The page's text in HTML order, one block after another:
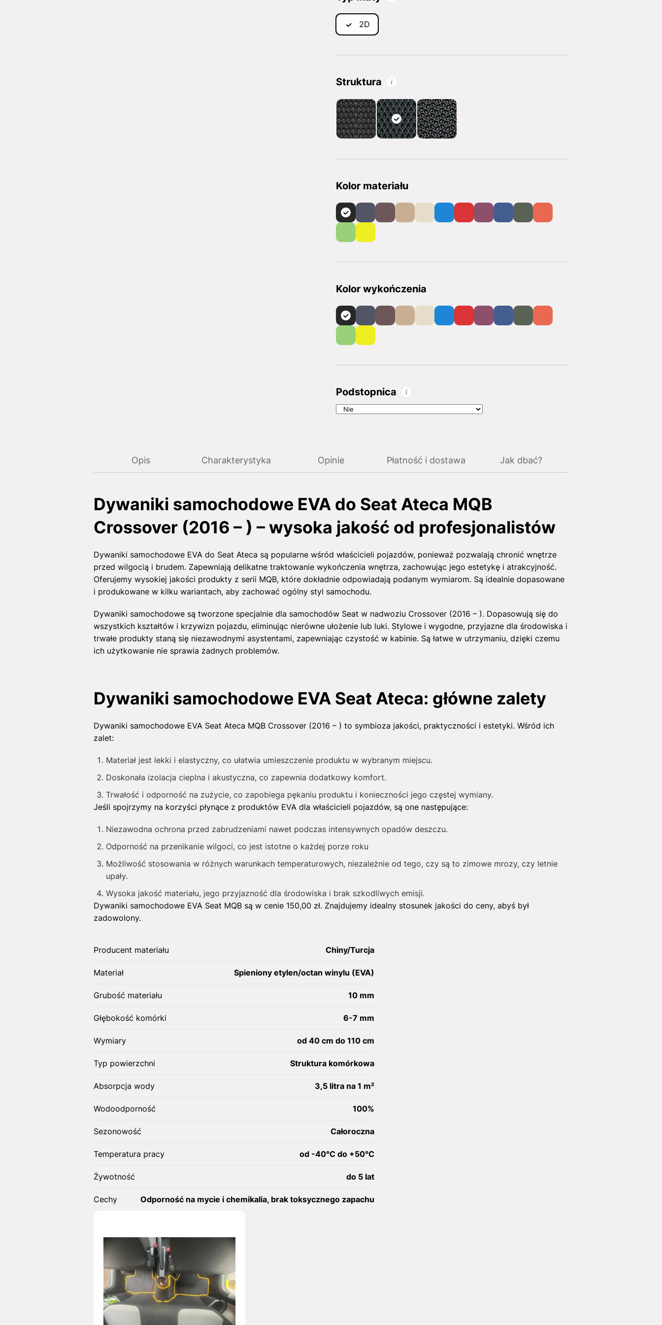
2D
Struktura
Kolor materiału
Kolor wykończenia
Podstopnica
Opis Charakterystyka Opinie Płatność i dostawa Jak dbać?
Dywaniki samochodowe EVA do Seat Ateca MQB
Crossover (2016 – ) – wysoka jakość od profesjonalistów
Dywaniki samochodowe EVA do Seat Ateca są popularne wśród właścicieli pojazdów, ponieważ pozwalają chronić wnętrze
przed wilgocią i brudem. Zapewniają delikatne traktowanie wykończenia wnętrza, zachowując jego estetykę i atrakcyjność.
Oferujemy wysokiej jakości produkty z serii MQB, które dokładnie odpowiadają podanym wymiarom. Są idealnie dopasowane
i produkowane w kilku wariantach, aby zachować ogólny styl samochodu.
Dywaniki samochodowe są tworzone specjalnie dla samochodów Seat w nadwoziu Crossover (2016 – ). Dopasowują się do
wszystkich kształtów i krzywizn pojazdu, eliminując nierówne ułożenie lub luki. Stylowe i wygodne, przyjazne dla środowiska i
trwałe produkty staną się niezawodnymi asystentami, zapewniając czystość w kabinie. Są łatwe w utrzymaniu, dzięki czemu
ich użytkowanie nie sprawia żadnych problemów.
Dywaniki samochodowe EVA Seat Ateca: główne zalety
Dywaniki samochodowe EVA Seat Ateca MQB Crossover (2016 – ) to symbioza jakości, praktyczności i estetyki. Wśród ich
zalet:
Materiał jest lekki i elastyczny, co ułatwia umieszczenie produktu w wybranym miejscu.
Doskonała izolacja cieplna i akustyczna, co zapewnia dodatkowy komfort.
Trwałość i odporność na zużycie, co zapobiega pękaniu produktu i konieczności jego częstej wymiany.
Jeśli spojrzymy na korzyści płynące z produktów EVA dla właścicieli pojazdów, są one następujące:
Niezawodna ochrona przed zabrudzeniami nawet podczas intensywnych opadów deszczu.
Odporność na przenikanie wilgoci, co jest istotne o każdej porze roku
Możliwość stosowania w różnych warunkach temperaturowych, niezależnie od tego, czy są to zimowe mrozy, czy letnie
upały.
Wysoka jakość materiału, jego przyjazność dla środowiska i brak szkodliwych emisji.
Dywaniki samochodowe EVA Seat MQB są w cenie 150,00 zł. Znajdujemy idealny stosunek jakości do ceny, abyś był
zadowolony.
Producent materiału Chiny/Turcja
Materiał Spieniony etylen/octan winylu (EVA)
Grubość materiału 10 mm
Głębokość komórki 6-7 mm
Wymiary od 40 cm do 110 cm
Typ powierzchni Struktura komórkowa
Absorpcja wody 3,5 litra na 1 m²
Wodoodporność 100%
Sezonowość Całoroczna
Temperatura pracy od -40°C do +50°C
Żywotność do 5 lat
Cechy Odporność na mycie i chemikalia, brak toksycznego zapachu